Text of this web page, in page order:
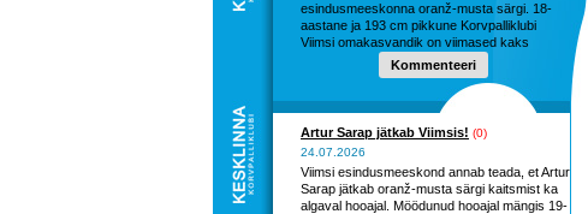
esindusmeeskonna oranž-musta särgi. 18-
aastane ja 193 cm pikkune Korvpalliklubi
Viimsi omakasvandik on viimased kaks
Kommenteeri
Artur Sarap jätkab Viimsis! (0)
24.07.2026
Viimsi esindusmeeskond annab teada, et Artur
Sarap jätkab oranž-musta särgi kaitsmist ka
algaval hooajal. Möödunud hooajal mängis 19-